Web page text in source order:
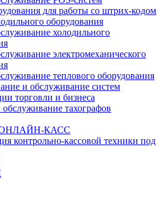
для работы со штрих-кодом
оборудования
холодильного
электромеханического
теплового оборудования
и обслуживание систем
торговли и бизнеса
обслуживание тахографов
КАСС
контрольно-кассовой техники под